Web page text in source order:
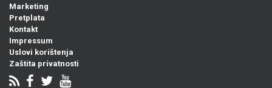
Marketing
Pretplata
Kontakt
Impressum
Uslovi korištenja
Zaštita privatnosti